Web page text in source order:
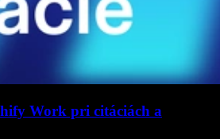
Work pri citáciách a